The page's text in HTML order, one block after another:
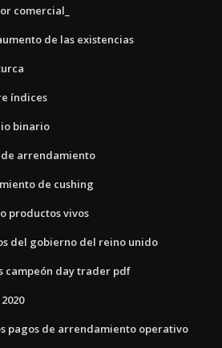
comercial_
de las existencias
índices
binario
de arrendamiento
de cushing
productos vivos
del gobierno del reino unido
campeón day trader pdf
pagos de arrendamiento operativo